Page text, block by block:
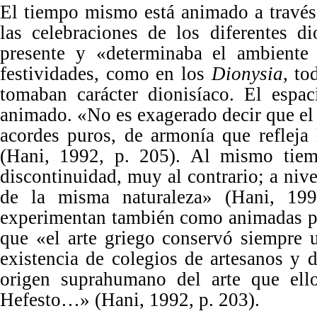
El tiempo mismo está animado a travé
las celebraciones de los diferentes
presente y«determinaba el
festividades, como en los Dionysia,
tomaban carácter dionisíaco. El
animado. «No es exagerado decir que
acordes puros, de armonía que
(Hani, 1992, p. 205). Al mismo
discontinuidad, muy al contrario; a
de la misma naturaleza» (Hani,
experimentan también como animadas
que «el arte griego conservó siempre
existencia de colegios de artesanos y
origen suprahumano del arte que
Hefesto…» (Hani, 1992, p. 203).